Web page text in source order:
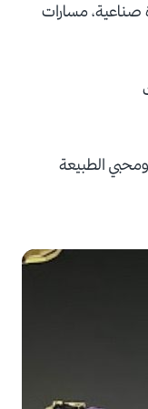
وتضم بحيرة صناعية، مسارات
ومحبي الطبيعة